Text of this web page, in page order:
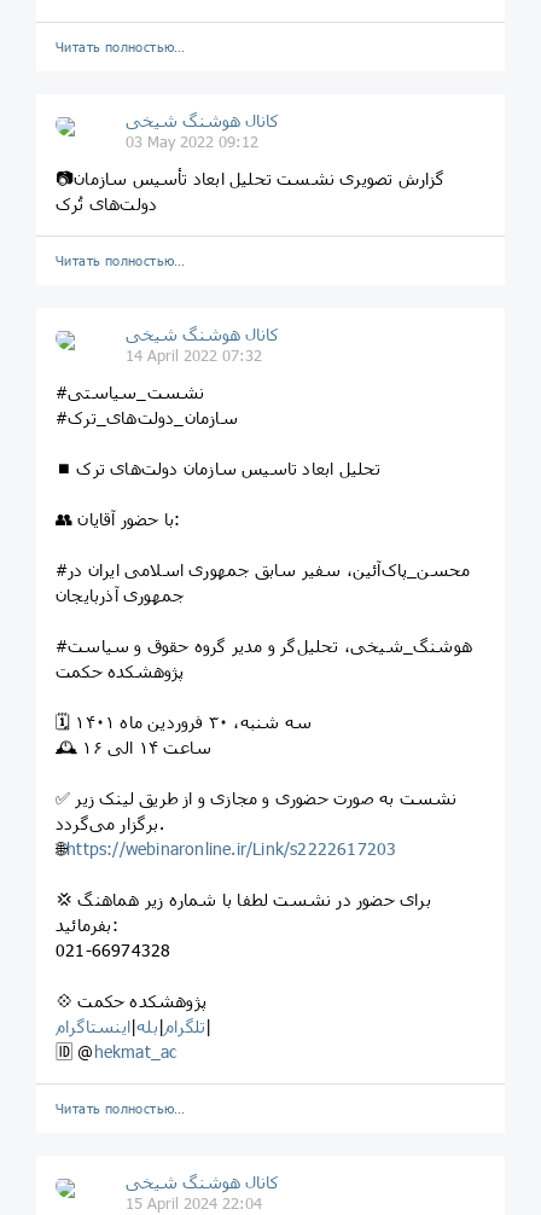
Читать полностью…
️️كانال هوشنگ شیخی️
03 May 2022 09:12
📷گزارش تصویری نشست تحلیل ابعاد تأسیس سازمان
دولت‌های تُرک
Читать полностью…
️️كانال هوشنگ شیخی️
14 April 2022 07:32
#نشست_سیاستی
#سازمان_دولت‌های_ترک
⏹ تحلیل ابعاد تاسیس سازمان دولت‌های ترک
👥 با حضور آقایان:
#محسن_پاک‌آئین، سفیر سابق جمهوری اسلامی ایران در
جمهوری آذربایجان
#هوشنگ_شیخی، تحلیل‌گر و مدیر گروه حقوق و سیاست
پژوهشکده حکمت
🗓 سه شنبه، ۳۰ فروردین ماه ۱۴۰۱
🕰 ساعت ۱۴ الی ۱۶
✅ نشست به صورت حضوری و مجازی و از طریق لینک زیر
برگزار می‌گردد.
🌐https://webinaronline.ir/Link/s2222617203
💢 برای حضور در نشست لطفا با شماره زیر هماهنگ
بفرمائید:
021-66974328
💠 پژوهشکده حکمت
تلگرام|بله|اینستاگرام
|
🆔 @hekmat_ac
Читать полностью…
️️كانال هوشنگ شیخی️
15 April 2024 22:04